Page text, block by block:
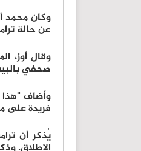
وكان محمد
عن حالة
وقال أوز،
صحفي
وأضاف "هذا
فريدة على